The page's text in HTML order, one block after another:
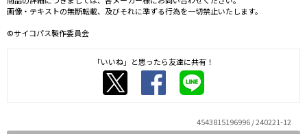
画像・テキストの無断転載、及びそれに準ずる行為を一切禁止いたします。
©サイコパス製作委員会
「いいね」と思ったら友達に共有！
4543815196996 / 240221-12